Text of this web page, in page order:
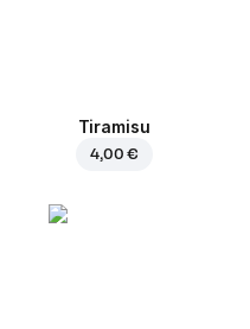
Tiramisu
4,00 €